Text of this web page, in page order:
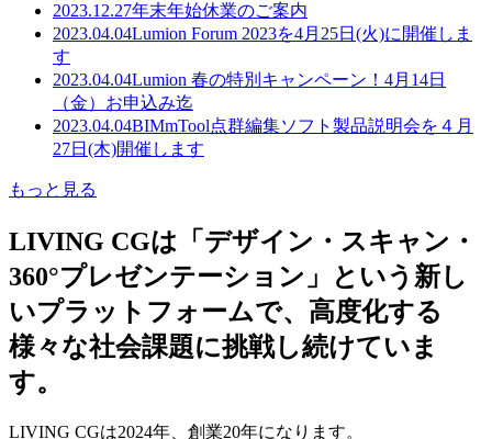
2023.12.27年末年始休業のご案内
2023.04.04Lumion Forum 2023を4月25日(火)に開催しま
す
2023.04.04Lumion 春の特別キャンペーン！4月14日
（金）お申込み迄
2023.04.04BIMmTool点群編集ソフト製品説明会を４月
27日(木)開催します
もっと見る
LIVING CGは「デザイン・スキャン・
360°プレゼンテーション」という新し
いプラットフォームで、高度化する
様々な社会課題に挑戦し続けていま
す。
LIVING CGは2024年、創業20年になります。